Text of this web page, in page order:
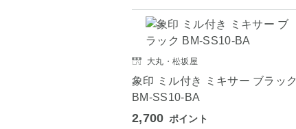
大丸・松坂屋
象印 ミル付き ミキサー ブラック
BM-SS10-BA
2,700 ポイント